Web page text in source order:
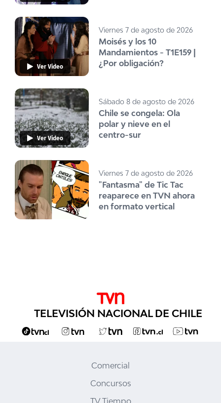
Ver Video
Viernes 7 de agosto de 2026
Moisés y los 10
Mandamientos - T1E159 |
¿Por obligación?
Ver Video
Sábado 8 de agosto de 2026
Chile se congela: Ola
polar y nieve en el
centro-sur
Viernes 7 de agosto de 2026
"Fantasma" de Tic Tac
reaparece en TVN ahora
en formato vertical
TELEVISIÓN NACIONAL DE CHILE
Comercial
Concursos